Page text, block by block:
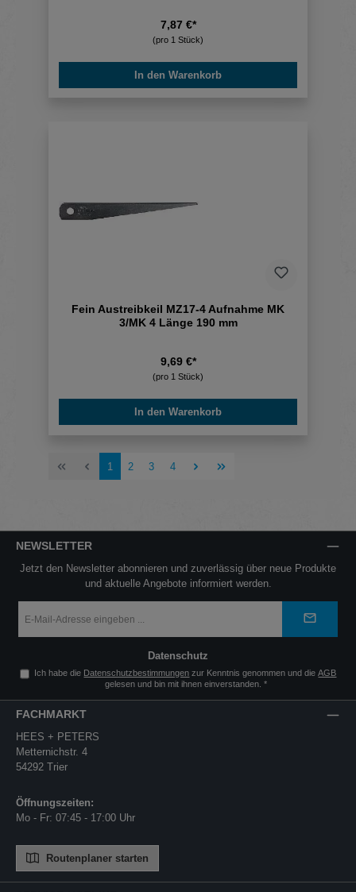
7,87 €*
(pro 1 Stück)
In den Warenkorb
Fein Austreibkeil MZ17-4 Aufnahme MK
3/MK 4 Länge 190 mm
9,69 €*
(pro 1 Stück)
In den Warenkorb
Seite
1 Seite
2 Seite
3 Seite
4
NEWSLETTER
Jetzt den Newsletter abonnieren und zuverlässig über neue Produkte
und aktuelle Angebote informiert werden.
Mail-
*
Datenschutz
Ich habe die Datenschutzbestimmungen zur Kenntnis genommen und dieAGB
gelesen und bin mit ihnen einverstanden. *
FACHMARKT
HEES + PETERS
Metternichstr. 4
54292 Trier
Öffnungszeiten:
Mo - Fr: 07:45 - 17:00 Uhr
Routenplaner starten